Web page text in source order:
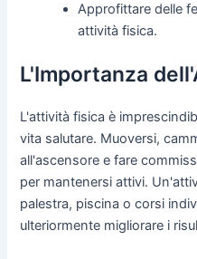
Approfittare delle
attività fisica.
L'Importanza
L'attività fisica è
vita salutare. Muoversi,
all'ascensore e fare
per mantenersi attivi.
palestra, piscina o corsi
ulteriormente migliorare i